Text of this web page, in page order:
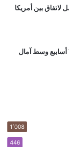
لاتفاق بين أمريكا
الذهب عند أعلى مستوى في 7 أسابيع وسط آمال
1٬008
446